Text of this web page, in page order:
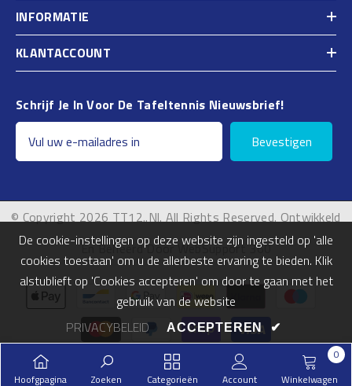
INFORMATIE
KLANTACCOUNT
Schrijf Je In Voor De Tafeltennis Nieuwsbrief!
Bevestigen
© Copyright 2026 TT12..nl. All Rights Reserved. Ontwikkeld
En Beheerd Door WebSupport 360
Betalingsmogelijkheden
Hoofgpagina Zoeken Categorieën Account Winkelwagen
0
De cookie-instellingen op deze website zijn ingesteld op 'alle
cookies toestaan' om u de allerbeste ervaring te bieden. Klik
alstublieft op 'Cookies accepteren' om door te gaan met het
gebruik van de website
PRIVACYBELEID
ACCEPTEREN ✔